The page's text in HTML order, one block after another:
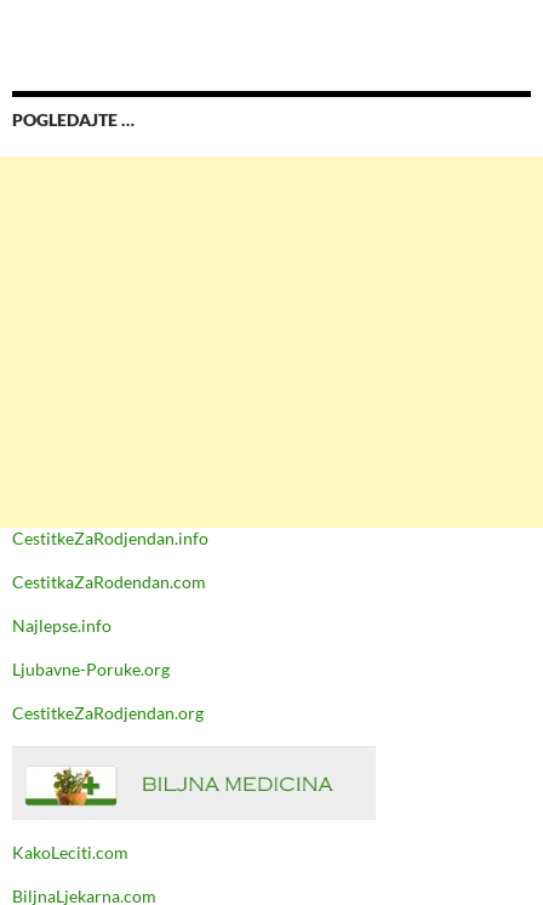
POGLEDAJTE …
CestitkeZaRodjendan.info
CestitkaZaRodendan.com
Najlepse.info
Ljubavne-Poruke.org
CestitkeZaRodjendan.org
KakoLeciti.com
BiljnaLjekarna.com